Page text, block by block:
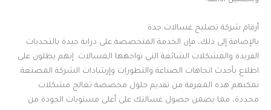
أرقام شركة تصليح غسالات جدة
بالإضافة إلى ذلك، فإن الخدمة المتخصصة على دراية جيدة بالتحديات
الفريدة والمشكلات الشائعة التي تواجهها الغسالات. إنهم يظلون على
اطلاع بأحدث اتجاهات الصناعة والتطورات وإرشادات الشركة المصنعة.
تمكنهم هذه المعرفة من تقديم حلول مخصصة تعالج مشكلات
محددة، مما يضمن حصول غسالتك على أعلى مستويات الجودة من